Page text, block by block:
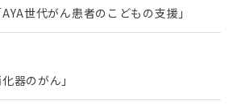
世代がん患者のこどもの支援」
器のがん」